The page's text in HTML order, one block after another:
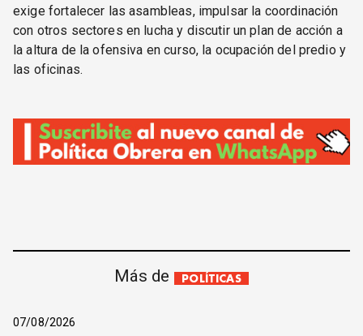
exige fortalecer las asambleas, impulsar la coordinación
con otros sectores en lucha y discutir un plan de acción a
la altura de la ofensiva en curso, la ocupación del predio y
las oficinas.
Más de POLÍTICAS
07/08/2026